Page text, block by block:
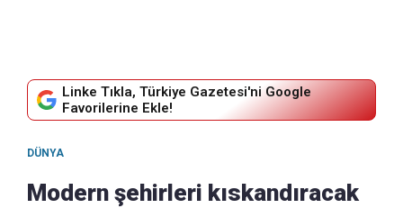
Linke Tıkla, Türkiye Gazetesi'ni Google
Favorilerine Ekle!
DÜNYA
Modern şehirleri kıskandıracak